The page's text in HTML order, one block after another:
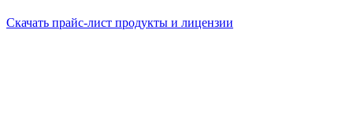
Скачать прайс-лист продукты и лицензии